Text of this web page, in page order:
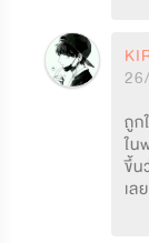
ถูก
ใน
ขึ้น
เล